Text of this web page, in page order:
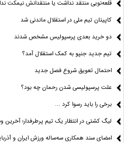
قلعه‌نویی منتقد نداشت یا منتقدانش نیمکت
کاپیتان تیم ملی در استقلال ماندنی شد
دو خرید بعدی پرسپولیس مشخص شدند
تیم جدید جنپو به کمک استقلال آمد؟
احتمال تعویق شروع فصل جدید
علت پرسپولیسی شدن رحمان چه بود؟
برخی را باید رسوا کرد …
لیگ کشتی در انتظار یک تیم پرطرفدار؛
امضای سند همکاری سه‌ساله ورزش ایران و